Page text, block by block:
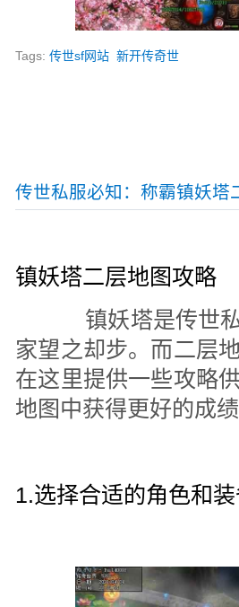
Tags:传世sf网站 新开传奇世
传世私服必知：称霸镇妖塔
镇妖塔二层地图攻略
镇妖塔是传世私
家望之却步。而二层
在这里提供一些攻略
地图中获得更好的成绩
1.选择合适的角色和